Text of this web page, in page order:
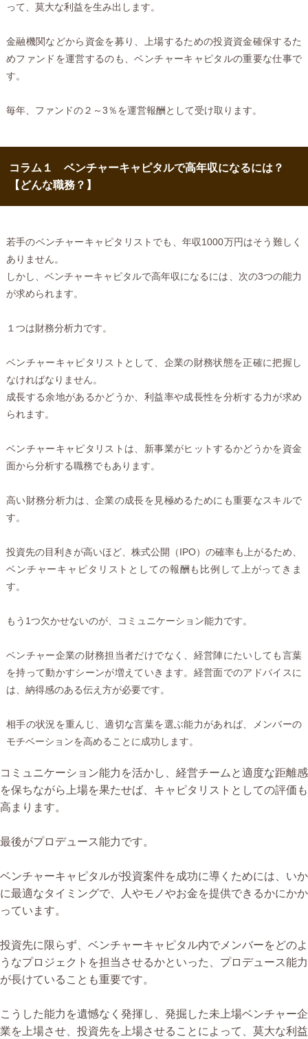
って、莫大な利益を生み出します。
金融機関などから資金を募り、上場するための投資資金確保するた
めファンドを運営するのも、ベンチャーキャピタルの重要な仕事で
す。
毎年、ファンドの２～3％を運営報酬として受け取ります。
コラム１ ベンチャーキャピタルで高年収になるには？
【どんな職務？】
若手のベンチャーキャピタリストでも、年収1000万円はそう難しく
ありません。
しかし、ベンチャーキャピタルで高年収になるには、次の3つの能力
が求められます。
１つは財務分析力です。
ベンチャーキャピタリストとして、企業の財務状態を正確に把握し
なければなりません。
成長する余地があるかどうか、利益率や成長性を分析する力が求め
られます。
ベンチャーキャピタリストは、新事業がヒットするかどうかを資金
面から分析する職務でもあります。
高い財務分析力は、企業の成長を見極めるためにも重要なスキルで
す。
投資先の目利きが高いほど、株式公開（IPO）の確率も上がるため、
ベンチャーキャピタリストとしての報酬も比例して上がってきま
す。
もう1つ欠かせないのが、コミュニケーション能力です。
ベンチャー企業の財務担当者だけでなく、経営陣にたいしても言葉
を持って動かすシーンが増えていきます。経営面でのアドバイスに
は、納得感のある伝え方が必要です。
相手の状況を重んじ、適切な言葉を選ぶ能力があれば、メンバーの
モチベーションを高めることに成功します。
コミュニケーション能力を活かし、経営チームと適度な距離感
を保ちながら上場を果たせば、キャピタリストとしての評価も
高まります。
最後がプロデュース能力です。
ベンチャーキャピタルが投資案件を成功に導くためには、いか
に最適なタイミングで、人やモノやお金を提供できるかにかか
っています。
投資先に限らず、ベンチャーキャピタル内でメンバーをどのよ
うなプロジェクトを担当させるかといった、プロデュース能力
が長けていることも重要です。
こうした能力を遺憾なく発揮し、発掘した未上場ベンチャー企
業を上場させ、投資先を上場させることによって、莫大な利益